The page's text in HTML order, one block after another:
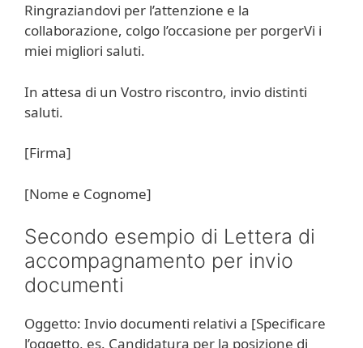
Ringraziandovi per l’attenzione e la
collaborazione, colgo l’occasione per porgerVi i
miei migliori saluti.
In attesa di un Vostro riscontro, invio distinti
saluti.
[Firma]
[Nome e Cognome]
Secondo esempio di Lettera di
accompagnamento per invio
documenti
Oggetto: Invio documenti relativi a [Specificare
l’oggetto, es. Candidatura per la posizione di